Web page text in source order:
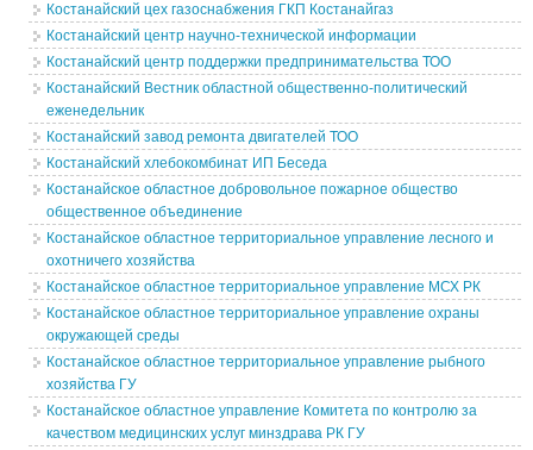
Костанайский цех газоснабжения ГКП Костанайгаз
Костанайский центр научно-технической информации
Костанайский центр поддержки предпринимательства ТОО
Костанайский Вестник областной общественно-политический
еженедельник
Костанайский завод ремонта двигателей ТОО
Костанайский хлебокомбинат ИП Беседа
Костанайское областное добровольное пожарное общество
общественное объединение
Костанайское областное территориальное управление лесного и
охотничего хозяйства
Костанайское областное территориальное управление МСХ РК
Костанайское областное территориальное управление охраны
окружающей среды
Костанайское областное территориальное управление рыбного
хозяйства ГУ
Костанайское областное управление Комитета по контролю за
качеством медицинских услуг минздрава РК ГУ